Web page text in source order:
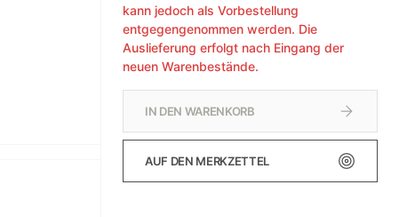
kann jedoch als Vorbestellung
entgegengenommen werden. Die
Auslieferung erfolgt nach Eingang der
neuen Warenbestände.
IN DEN WARENKORB
AUF DEN MERKZETTEL